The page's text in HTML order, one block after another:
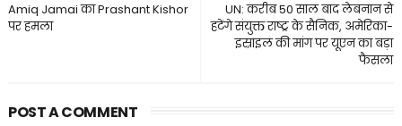
UN: करीब 50 साल बाद लेबनान से
हटेंगे संयुक्त राष्ट्र के सैनिक, अमेरिका-
इस्राइल की मांग पर यूएन का बड़ा
फैसला
Amiq Jamai का Prashant Kishor
पर हमला
POST A COMMENT